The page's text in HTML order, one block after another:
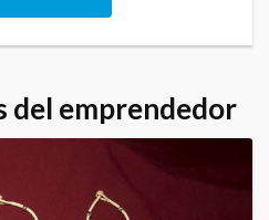
emprendedor